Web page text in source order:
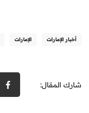
أخبار الإمارات الإمارات
شارك المقال: